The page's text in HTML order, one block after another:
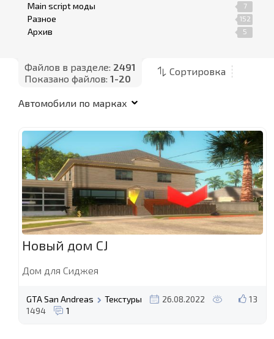
Main script моды 7
Разное 152
Архив 5
Файлов в разделе: 2491
Показано файлов: 1-20
Сортировка
Новый дом CJ
Дом для Сиджея
13
GTA San Andreas Текстуры
26.08.2022
1494
1